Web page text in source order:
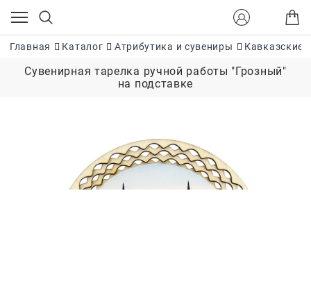
Главная Каталог Атрибутика и сувениры Кавказские
Сувенирная тарелка ручной работы "Грозный"
на подставке